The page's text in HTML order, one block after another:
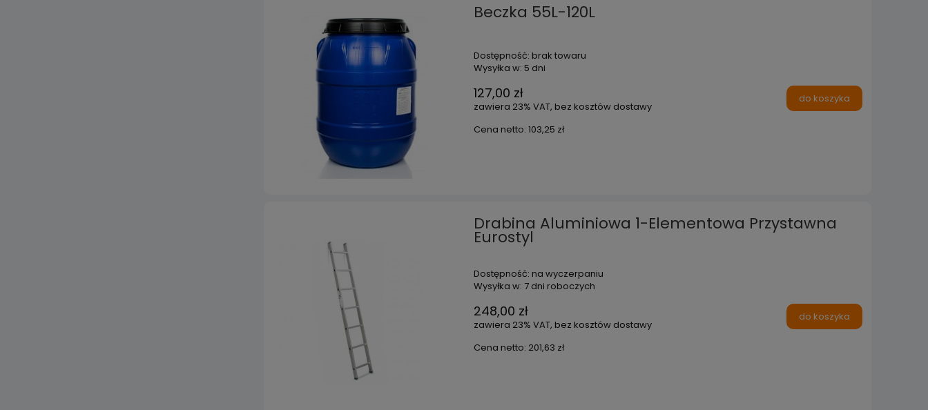
Beczka 55L-120L
Dostępność: brak towaru
Wysyłka w: 5 dni
127,00 zł
zawiera 23% VAT, bez kosztów dostawy
Cena netto: 103,25 zł
do koszyka
Drabina Aluminiowa 1-Elementowa Przystawna
Eurostyl
Dostępność: na wyczerpaniu
Wysyłka w: 7 dni roboczych
248,00 zł
zawiera 23% VAT, bez kosztów dostawy
Cena netto: 201,63 zł
do koszyka